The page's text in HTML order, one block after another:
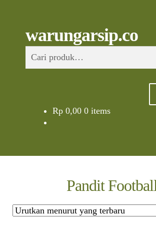
to
navigation
to
content
warungarsip.co
untuk:
Rp0,00 0 items
Pandit